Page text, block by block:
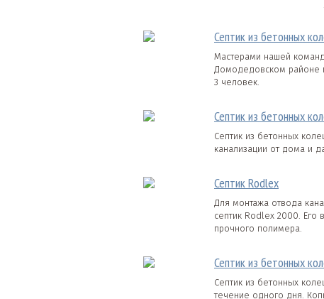
Септик из бетонных
Мастерами нашей
Домодедовском районе
3 человек.
Септик из бетонных
Септик из бетонных
канализации от дома и
Септик Rodlex
Для монтажа отвода
септик Rodlex 2000. Его
прочного полимера.
Септик из бетонных
Септик из бетонных
течение одного дня.